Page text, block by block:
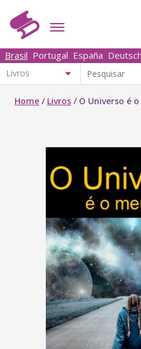
Brasil Portugal España
Home / Livros / O Universo é